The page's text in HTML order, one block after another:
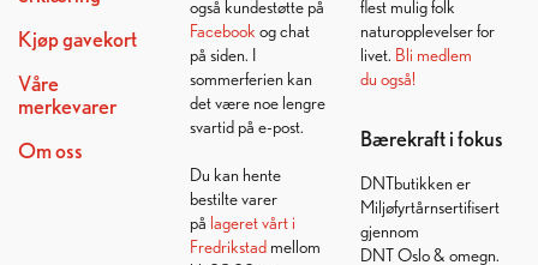
Kjøp gavekort
Våre
merkevarer
Om oss
også kundestøtte på
Facebook og chat
på siden. I
sommerferien kan
det være noe lengre
svartid på e-post.
Du kan hente
bestilte varer
på lageret vårt i
Fredrikstadmellom
flest mulig folk
naturopplevelser for
livet. Bli medlem
du også!
Bærekraft i fokus
DNTbutikken er
Miljøfyrtårnsertifisert
gjennom
DNT Oslo & omegn.